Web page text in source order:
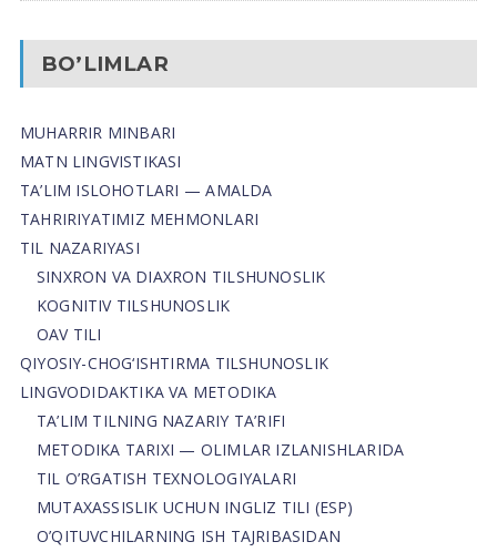
BO’LIMLAR
MUHARRIR MINBARI
MATN LINGVISTIKASI
TA’LIM ISLOHOTLARI — AMALDA
TAHRIRIYATIMIZ MEHMONLARI
TIL NAZARIYASI
SINXRON VA DIAXRON TILSHUNOSLIK
KOGNITIV TILSHUNOSLIK
OAV TILI
QIYOSIY-CHOG‘ISHTIRMA TILSHUNOSLIK
LINGVODIDAKTIKA VA METODIKA
TA’LIM TILNING NAZARIY TA’RIFI
METODIKA TARIXI — OLIMLAR IZLANISHLARIDA
TIL O’RGATISH TEXNOLOGIYALARI
MUTAXASSISLIK UCHUN INGLIZ TILI (ESP)
O’QITUVCHILARNING ISH TAJRIBASIDAN